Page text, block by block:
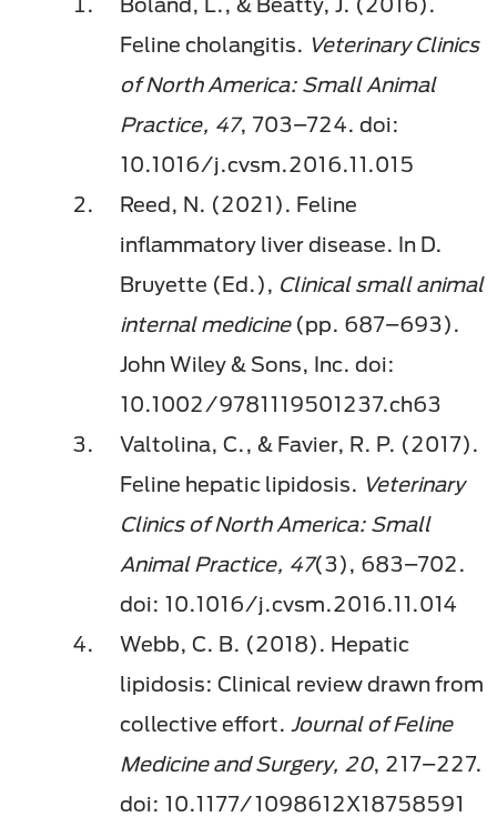
Feline cholangitis. Veterinary Clinics
of North America: Small Animal
Practice, 47, 703–724. doi:
10.1016/j.cvsm.2016.11.015
Reed, N. (2021). Feline
inflammatory liver disease. In D.
Bruyette (Ed.), Clinical small animal
internal medicine(pp. 687–693).
John Wiley & Sons, Inc. doi:
10.1002/9781119501237.ch63
Valtolina, C., & Favier, R. P. (2017).
Feline hepatic lipidosis. Veterinary
Clinics of North America: Small
Animal Practice, 47(3), 683–702.
doi: 10.1016/j.cvsm.2016.11.014
Webb, C. B. (2018). Hepatic
lipidosis: Clinical review drawn from
collective effort. Journal of Feline
Medicine and Surgery, 20, 217–227.
doi: 10.1177/1098612X18758591